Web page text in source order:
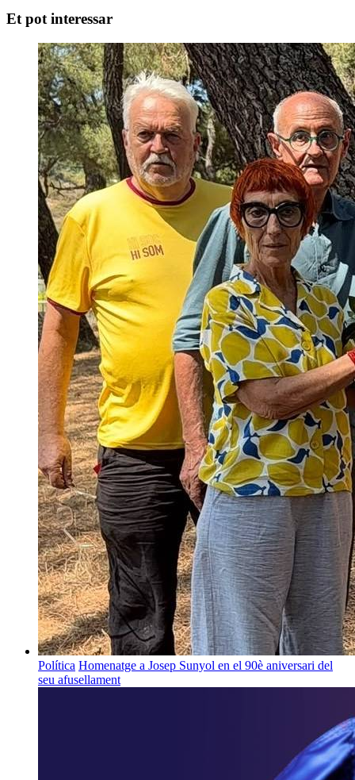
Et pot interessar
Política Homenatge a Josep Sunyol en el 90è aniversari del
seu afusellament